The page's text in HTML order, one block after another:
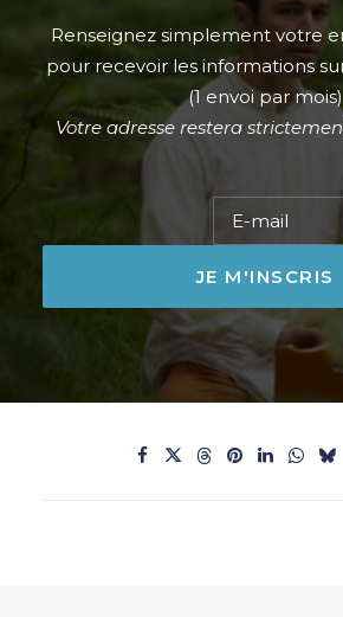
Renseignez simplement votre
pour recevoir les informations
(1 envoi par mois)
Votre adresse restera